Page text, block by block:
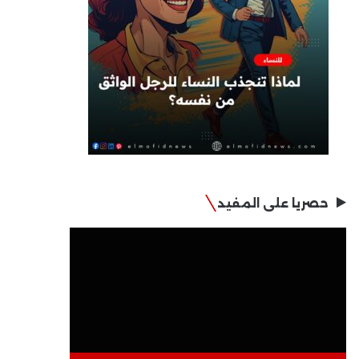
حصريا على المفيد